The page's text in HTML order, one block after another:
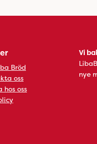
Bröd
oss
hos oss
Vi
nye